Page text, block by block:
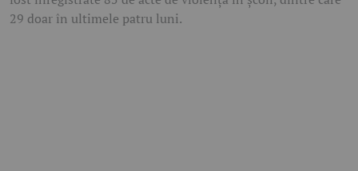
29 doar în ultimele patru luni.